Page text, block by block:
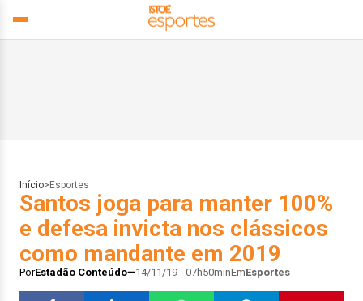
Início> Esportes
Santos joga para manter 100%
e defesa invicta nos clássicos
como mandante em 2019
PorEstadão Conteúdo 14/11/19 - 07h50minEmEsportes